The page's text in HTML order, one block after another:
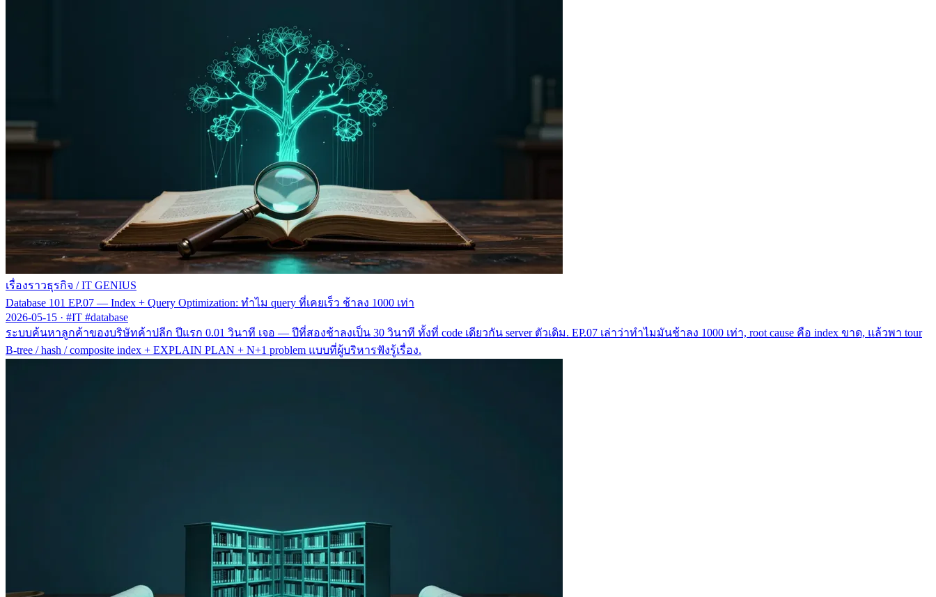
เรื่องราวธุรกิจ / IT GENIUS
Database 101 EP.07 — Index + Query Optimization: ทำไม query ที่เคยเร็ว ช้าลง 1000 เท่า
2026-05-15 · #IT #database
ระบบค้นหาลูกค้าของบริษัทค้าปลีก ปีแรก 0.01 วินาที เจอ — ปีที่สองช้าลงเป็น 30 วินาที ทั้งที่ code เดียวกัน server ตัวเดิม. EP.07 เล่าว่าทำไมมันช้าลง 1000 เท่า, root cause คือ index ขาด, แล้วพา tour
B-tree / hash / composite index + EXPLAIN PLAN + N+1 problem แบบที่ผู้บริหารฟังรู้เรื่อง.